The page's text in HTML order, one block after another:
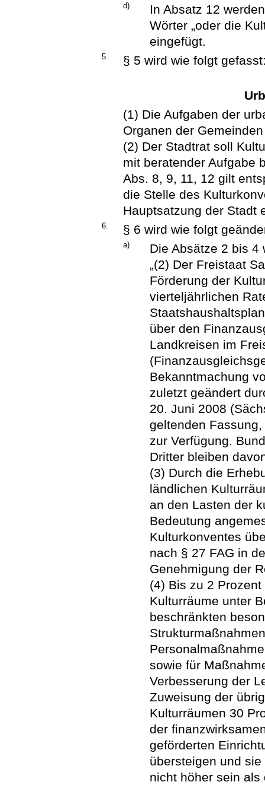
d)
In Absatz 12
Wörter „oder die
eingefügt.
5. § 5 wird wie folgt
(1) Die Aufgaben der
Organen der
(2) Der Stadtrat soll
mit beratender Aufgabe
Abs. 8, 9, 11, 12 gilt
die Stelle des
Hauptsatzung der Stadt
6. § 6 wird wie folgt
a)
Die Absätze 2 bis 4
„(2) Der Freistaat
Förderung der
vierteljährlichen
über den
Landkreisen im
Bekanntmachung
zuletzt geändert
20. Juni 2008
geltenden
zur Verfügung.
Dritter bleiben
(3) Durch die
ländlichen
an den Lasten der
Bedeutung
Kulturkonventes
nach § 27 FAG in
Genehmigung der
(4) Bis zu 2
Kulturräume unter
beschränkten
sowie für
Verbesserung der
Zuweisung der
Kulturräumen 30
der
geförderten
übersteigen und
nicht höher sein